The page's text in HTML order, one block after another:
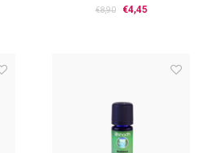
Neem olie bio koud geperst
€8,90 €4,45